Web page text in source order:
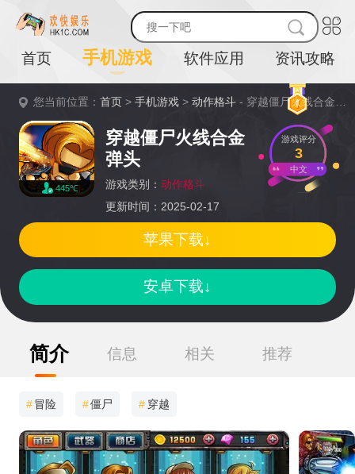
首页 手机游戏 软件应用 资讯攻略
您当前位置：首页 >手机游戏 >动作格斗 - 穿越僵尸火线合金弹头详情
445℃
穿越僵尸火线合金
弹头
游戏类别： 动作格斗
更新时间：2025-02-17
游戏评分
3
中文
安卓下载↓
苹果下载↓
简介 信息 相关 推荐
#冒险 #僵尸 # 穿越